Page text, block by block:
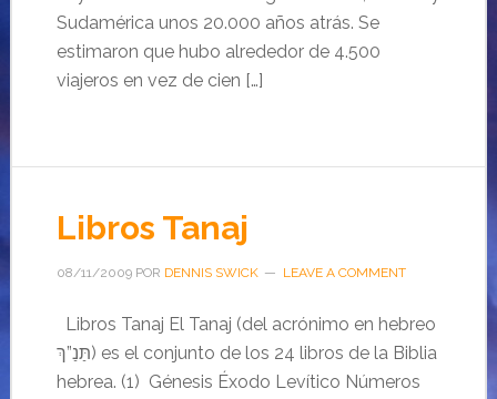
Sudamérica unos 20.000 años atrás. Se
estimaron que hubo alrededor de 4.500
viajeros en vez de cien […]
Libros Tanaj
08/11/2009POR DENNIS SWICK LEAVE A COMMENT
Libros Tanaj El Tanaj (del acrónimo en hebreo
תַּנַ”ךְ) es el conjunto de los 24 libros de la Biblia
hebrea. (1) Génesis Éxodo Levítico Números